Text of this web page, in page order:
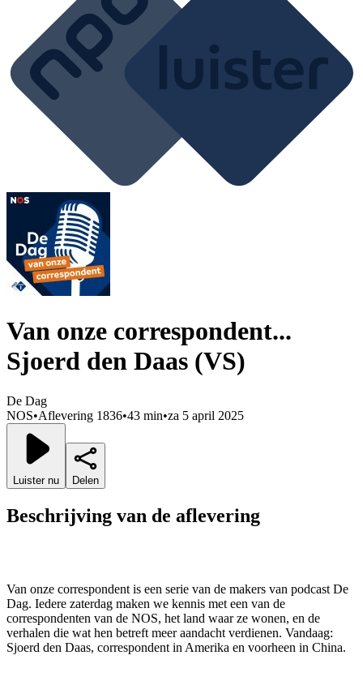
Van onze correspondent...
Sjoerd den Daas (VS)
De Dag
NOS•Aflevering 1836•43 min•za 5 april 2025
Luister nu Delen
Beschrijving van de aflevering
Van onze correspondent is een serie van de makers van podcast De
Dag. Iedere zaterdag maken we kennis met een van de
correspondenten van de NOS, het land waar ze wonen, en de
verhalen die wat hen betreft meer aandacht verdienen. Vandaag:
Sjoerd den Daas, correspondent in Amerika en voorheen in China.